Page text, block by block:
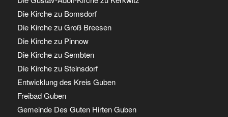
Die Kirche zu Bomsdorf
Die Kirche zu Groß Breesen
Die Kirche zu Pinnow
Die Kirche zu Sembten
Die Kirche zu Steinsdorf
Entwicklung des Kreis Guben
Freibad Guben
Gemeinde Des Guten Hirten Guben